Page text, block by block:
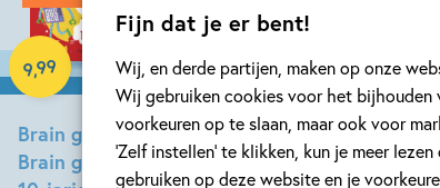
Fijn dat je er bent!
Wij, en derde partijen, maken op onze
Wij gebruiken cookies voor het bijhouden
voorkeuren op te slaan, maar ook voor
‘Zelf instellen’ te klikken, kun je meer
gebruiken op deze website en je
Brain games 3 –
Brain games voor
9,99
Paperback
Sportgek
René
20 ,99